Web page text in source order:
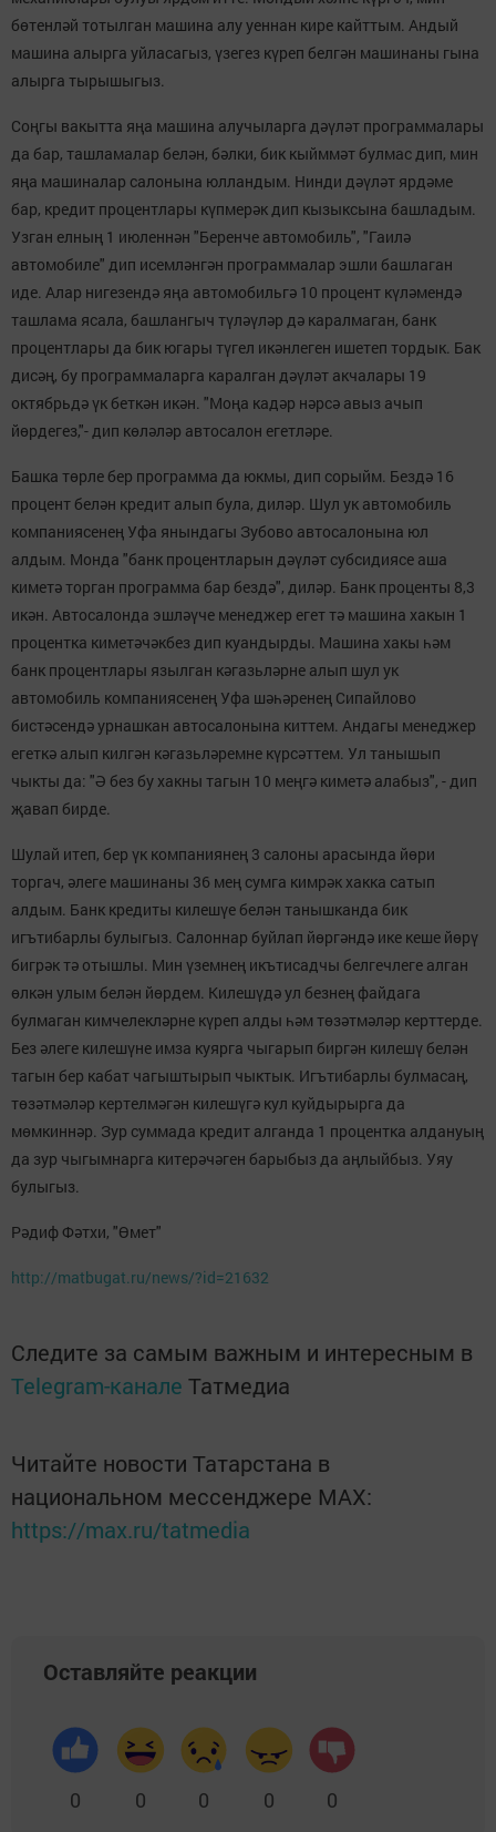
бөтенләй тотылган машина алу уеннан кире кайттым. Андый
машина алырга уйласагыз, үзегез күреп белгән машинаны гына
алырга тырышыгыз.
Соңгы вакытта яңа машина алучыларга дәүләт программалары
да бар, ташламалар белән, бәлки, бик кыйммәт булмас дип, мин
яңа машиналар салонына юлландым. Нинди дәүләт ярдәме
бар, кредит процентлары күпмерәк дип кызыксына башладым.
Узган елның 1 июленнән "Беренче автомобиль", "Гаилә
автомобиле" дип исемләнгән программалар эшли башлаган
иде. Алар нигезендә яңа автомобильгә 10 процент күләмендә
ташлама ясала, башлангыч түләүләр дә каралмаган, банк
процентлары да бик югары түгел икәнлеген ишетеп тордык. Бак
дисәң, бу программаларга каралган дәүләт акчалары 19
октябрьдә үк беткән икән. "Моңа кадәр нәрсә авыз ачып
йөрдегез,"- дип көләләр автосалон егетләре.
Башка төрле бер программа да юкмы, дип сорыйм. Бездә 16
процент белән кредит алып була, диләр. Шул ук автомобиль
компаниясенең Уфа янындагы Зубово автосалонына юл
алдым. Монда "банк процентларын дәүләт субсидиясе аша
киметә торган программа бар бездә", диләр. Банк проценты 8,3
икән. Автосалонда эшләүче менеджер егет тә машина хакын 1
процентка киметәчәкбез дип куандырды. Машина хакы һәм
банк процентлары язылган кәгазьләрне алып шул ук
автомобиль компаниясенең Уфа шәһәренең Сипайлово
бистәсендә урнашкан автосалонына киттем. Андагы менеджер
егеткә алып килгән кәгазьләремне күрсәттем. Ул танышып
чыкты да: "Ә без бу хакны тагын 10 меңгә киметә алабыз", - дип
җавап бирде.
Шулай итеп, бер үк компаниянең 3 салоны арасында йөри
торгач, әлеге машинаны 36 мең сумга кимрәк хакка сатып
алдым. Банк кредиты килешүе белән танышканда бик
игътибарлы булыгыз. Салоннар буйлап йөргәндә ике кеше йөрү
бигрәк тә отышлы. Мин үземнең икътисадчы белгечлеге алган
өлкән улым белән йөрдем. Килешүдә ул безнең файдага
булмаган кимчелекләрне күреп алды һәм төзәтмәләр керттерде.
Без әлеге килешүне имза куярга чыгарып биргән килешү белән
тагын бер кабат чагыштырып чыктык. Игътибарлы булмасаң,
төзәтмәләр кертелмәгән килешүгә кул куйдырырга да
мөмкиннәр. Зур суммада кредит алганда 1 процентка алдануың
да зур чыгымнарга китерәчәген барыбыз да аңлыйбыз. Уяу
булыгыз.
Рәдиф Фәтхи, "Өмет"
http://matbugat.ru/news/?id=21632
Следите за самым важным и интересным в
Telegram-канале Татмедиа
Читайте новости Татарстана в
национальном мессенджере MАХ:
https://max.ru/tatmedia
Оставляйте реакции
0 0 0 0 0